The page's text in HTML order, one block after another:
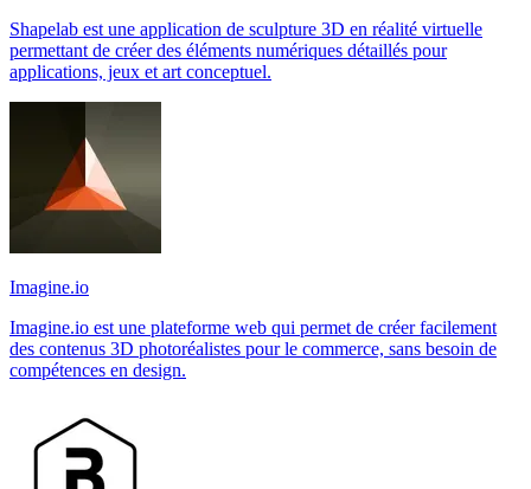
Shapelab est une application de sculpture 3D en réalité virtuelle
permettant de créer des éléments numériques détaillés pour
applications, jeux et art conceptuel.
Imagine.io
Imagine.io est une plateforme web qui permet de créer facilement
des contenus 3D photoréalistes pour le commerce, sans besoin de
compétences en design.